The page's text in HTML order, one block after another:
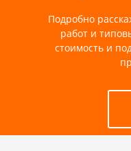
Подробно
работ и
стоимость и